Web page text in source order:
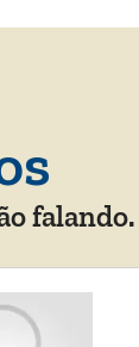
falando.